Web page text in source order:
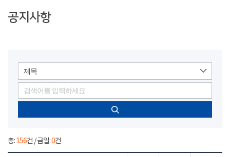
공지사항
제목
총:156건 / 금일:0건